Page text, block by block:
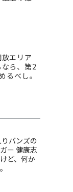
エリア
ら、第2
るべし。
バンズの
ー 健康志
ど、何か